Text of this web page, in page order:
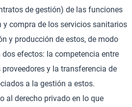
de gestión) de las funciones
y compra de los servicios sanitarios
y producción de estos, de modo
dos efectos: la competencia entre
y la transferencia de
a la gestión a estos.
al derecho privado en lo que